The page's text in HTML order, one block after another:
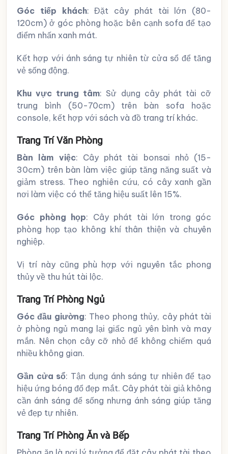
Góc tiếp khách: Đặt cây phát tài lớn (80-
120cm) ở góc phòng hoặc bên cạnh sofa để tạo
điểm nhấn xanh mát.
Kết hợp với ánh sáng tự nhiên từ cửa sổ để tăng
vẻ sống động.
Khu vực trung tâm: Sử dụng cây phát tài cỡ
trung bình (50-70cm) trên bàn sofa hoặc
console, kết hợp với sách và đồ trang trí khác.
Trang Trí Văn Phòng
Bàn làm việc: Cây phát tài bonsai nhỏ (15-
30cm) trên bàn làm việc giúp tăng năng suất và
giảm stress. Theo nghiên cứu, có cây xanh gần
nơi làm việc có thể tăng hiệu suất lên 15%.
Góc phòng họp: Cây phát tài lớn trong góc
phòng họp tạo không khí thân thiện và chuyên
nghiệp.
Vị trí này cũng phù hợp với nguyên tắc phong
thủy về thu hút tài lộc.
Trang Trí Phòng Ngủ
Góc đầu giường: Theo phong thủy, cây phát tài
ở phòng ngủ mang lại giấc ngủ yên bình và may
mắn. Nên chọn cây cỡ nhỏ để không chiếm quá
nhiều không gian.
Gần cửa sổ: Tận dụng ánh sáng tự nhiên để tạo
hiệu ứng bóng đổ đẹp mắt. Cây phát tài giả không
cần ánh sáng để sống nhưng ánh sáng giúp tăng
vẻ đẹp tự nhiên.
Trang Trí Phòng Ăn và Bếp